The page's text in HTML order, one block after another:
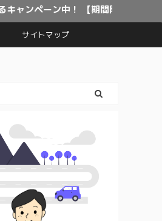
【期間限定】
サイトマップ